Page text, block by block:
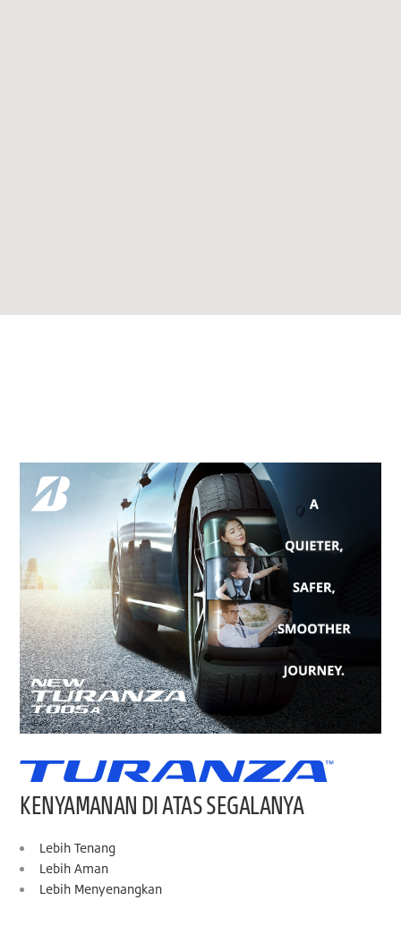
KENYAMANAN DI ATAS SEGALANYA
Lebih Tenang
Lebih Aman
Lebih Menyenangkan